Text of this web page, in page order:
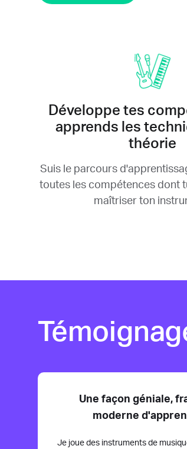
Développe tes
apprends les
théorie
Suis le parcours
toutes les compétences dont
maîtriser ton
Une façon géniale,
moderne
Je joue des instruments de